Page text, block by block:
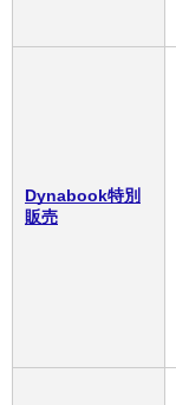
Dynabook特別
販売